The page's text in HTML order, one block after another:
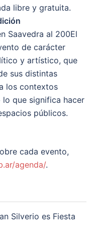
libre y gratuita.
Saavedra al 200El
de carácter
y artístico, que
sus distintas
los contextos
que significa hacer
públicos.
cada evento,
agenda/.
Silverio es Fiesta